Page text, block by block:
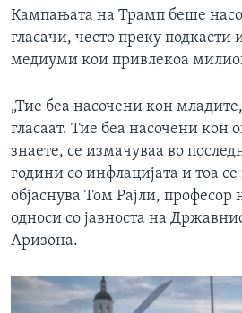
Кампањата на Трамп беше
гласачи, често преку подкасти
медиуми кои привлекоа
„Тие беа насочени кон
гласаат. Тие беа насочени кон
знаете, се измачуваа во
години со инфлацијата и тоа
објаснува Том Рајли, професор
односи со јавноста на
Аризона.